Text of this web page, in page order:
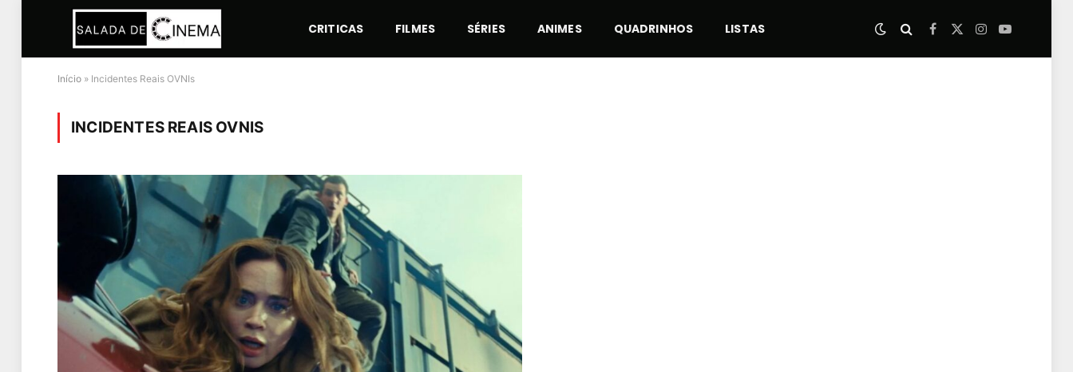
CRITICAS FILMES SÉRIES ANIMES QUADRINHOS LISTAS Facebook
X
Instagram
YouTube
Início » Incidentes Reais OVNIs
INCIDENTES REAIS OVNIS